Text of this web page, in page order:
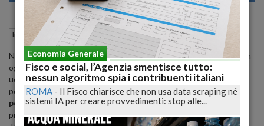
Investimenti Milano (MI) 08 Giugno 2026 12:52
Nel mondo degli investimenti, la regola d'oro che viene insegnata a
ogni risparmiatore è sempre la stessa: non mettere mai tutte le
uova nello stesso paniere. Questo principio fondamentale ha
portato alla nascita e alla diffusione delladiversificazione del
portafoglio , una strategia essenziale per mitigare il rischio e
proteggere il capitale dalle turbolenze dei mercati finanziari.
Economia Generale
Fisco e social, l’Agenzia smentisce tutto:
nessun algoritmo spia i contribuenti italiani
ROMA - Il Fisco chiarisce che non usa data scraping né
sistemi IA per creare provvedimenti: stop alle...